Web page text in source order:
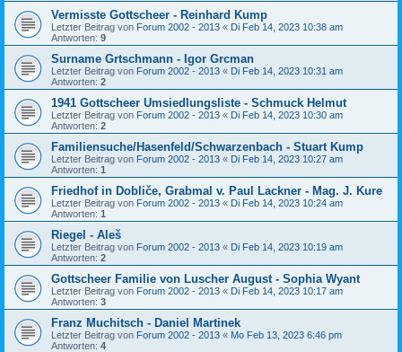
Vermisste Gottscheer - Reinhard Kump
Letzter Beitrag von Forum 2002 - 2013 « Di Feb 14, 2023 10:38 am
Antworten: 9
Surname Grtschmann - Igor Grcman
Letzter Beitrag von Forum 2002 - 2013 « Di Feb 14, 2023 10:31 am
Antworten: 2
1941 Gottscheer Umsiedlungsliste - Schmuck Helmut
Letzter Beitrag von Forum 2002 - 2013 « Di Feb 14, 2023 10:30 am
Antworten: 2
Familiensuche/Hasenfeld/Schwarzenbach - Stuart Kump
Letzter Beitrag von Forum 2002 - 2013 « Di Feb 14, 2023 10:27 am
Antworten: 1
Friedhof in Dobliče, Grabmal v. Paul Lackner - Mag. J. Kure
Letzter Beitrag von Forum 2002 - 2013 « Di Feb 14, 2023 10:24 am
Antworten: 1
Riegel - Aleš
Letzter Beitrag von Forum 2002 - 2013 « Di Feb 14, 2023 10:19 am
Antworten: 2
Gottscheer Familie von Luscher August - Sophia Wyant
Letzter Beitrag von Forum 2002 - 2013 « Di Feb 14, 2023 10:17 am
Antworten: 3
Franz Muchitsch - Daniel Martinek
Letzter Beitrag von Forum 2002 - 2013 « Mo Feb 13, 2023 6:46 pm
Antworten: 4